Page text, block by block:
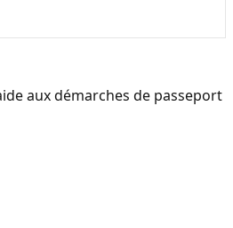
aux démarches de passeport